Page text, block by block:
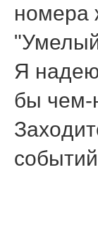
номера
Я
бы чем-